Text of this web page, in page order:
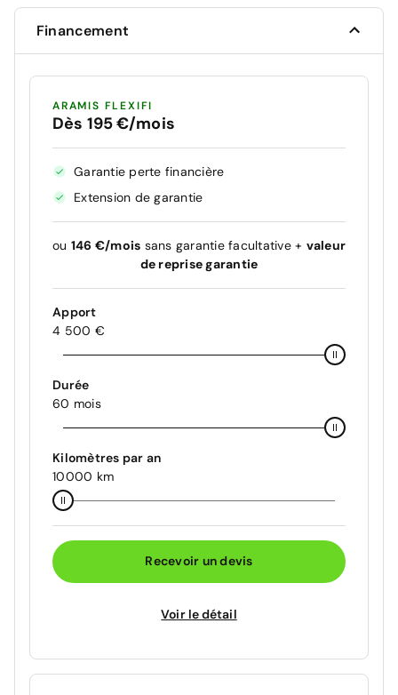
Financement
ARAMIS FLEXIFI
Dès 195 €/mois
Garantie perte financière
Extension de garantie
ou 146 €/mois sans garantie facultative + valeur
de reprise garantie
Apport
4 500 €
Durée
60 mois
Kilomètres par an
10000 km
Recevoir un devis
Voir le détail